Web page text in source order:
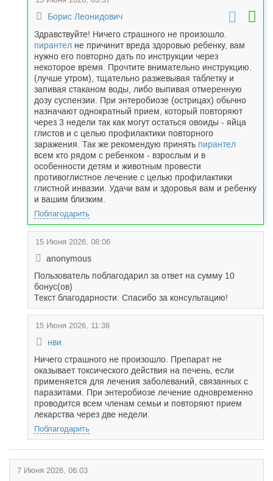
Борис Леонидович
Здравствуйте! Ничего страшного не произошло.
пирантел не причинит вреда здоровью ребенку, вам
нужно его повторно дать по инструкции через
некоторое время. Прочтите внимательно инструкцию.
(лучше утром), тщательно разжевывая таблетку и
запивая стаканом воды, либо выпивая отмеренную
дозу суспензии. При энтеробиозе (острицах) обычно
назначают однократный прием, который повторяют
через 3 недели так как могут остаться овоиды - яйца
глистов и с целью профилактики повторного
заражения. Так же рекомендую принять пирантел
всем кто рядом с ребенком - взрослым и в
особенности детям и животным провести
противоглистное лечение с целью профилактики
глистной инвазии. Удачи вам и здоровья вам и ребенку
и вашим близким.
Поблагодарить
15 Июня 2026, 08:06
anonymous
Пользователь поблагодарил за ответ на сумму 10
бонус(ов)
Текст благодарности: Спасибо за консультацию!
15 Июня 2026, 11:38
нви
Ничего страшного не произошло. Препарат не
оказывает токсического действия на печень, если
применяется для лечения заболеваний, связанных с
паразитами. При энтеробиозе лечение одновременно
проводится всем членам семьи и повторяют прием
лекарства через две недели.
Поблагодарить
7 Июня 2026, 06:03